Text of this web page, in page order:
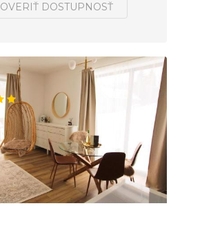
OVERIŤ DOSTUPNOSŤ